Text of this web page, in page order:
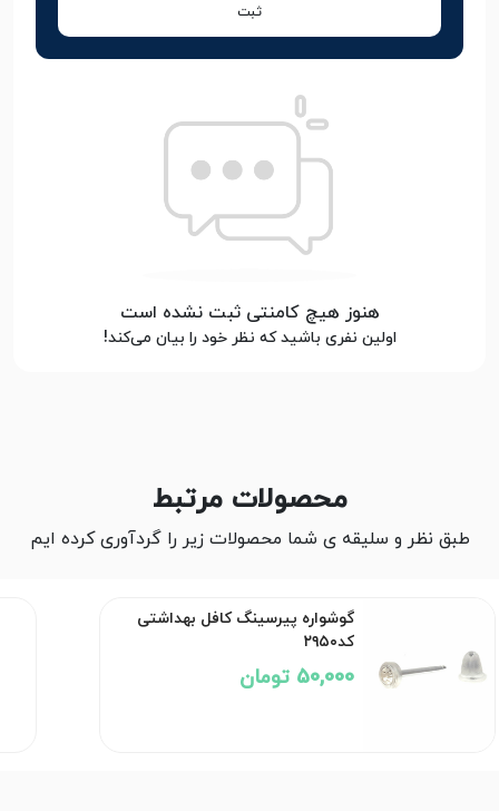
ثبت
هنوز هیچ کامنتی ثبت نشده است
اولین نفری باشید که نظر خود را بیان می‌کند!
محصولات مرتبط
طبق نظر و سلیقه ی شما محصولات زیر را گردآوری کرده ایم
گوشواره پیرسینگ کافل بهداشتی
کد۲۹۵۰
50,000 تومان